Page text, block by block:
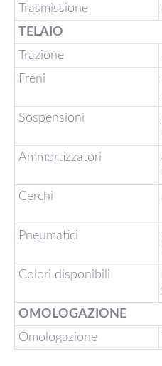
Trasmissione
TELAIO
Trazione
Freni
Sospensioni
Ammortizzatori
Cerchi
Pneumatici
Colori disponibili
OMOLOGAZIONE
Omologazione